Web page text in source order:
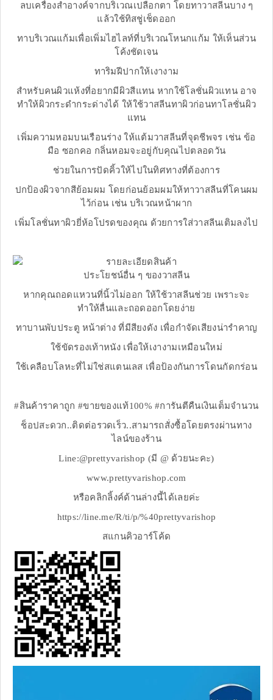
ลบเครื่องสำอางค์จากบริเวณเปลือกตา โดยทาวาสลีนบาง ๆ
แล้วใช้ทิสชู่เช็ดออก
ทาบริเวณแก้มเพื่อเพิ่มไฮไลท์ที่บริเวณโหนกแก้ม ให้เห็นส่วน
โค้งชัดเจน
ทาริมฝีปากให้เงางาม
สำหรับคนผิวแห้งที่อยากมีผิวสีแทน หากใช้โลชั่นผิวแทน อาจ
ทำให้ผิวกระดำกระด่างได้ ให้ใช้วาสลีนทาผิวก่อนทาโลชั่นผิว
แทน
เพิ่มความหอมบนเรือนร่าง ให้แต้มวาสลีนที่จุดชีพจร เช่น ข้อ
มือ ซอกคอ กลิ่นหอมจะอยู่กับคุณไปตลอดวัน
ช่วยในการปัดคิ้วให้ไปในทิศทางที่ต้องการ
ปกป้องผิวจากสีย้อมผม โดยก่อนย้อมผมให้ทาวาสลีนที่โคนผม
ไว้ก่อน เช่น บริเวณหน้าผาก
เพิ่มโลชั่นทาผิวยี่ห้อโปรดของคุณ ด้วยการใส่วาสลีนเติมลงไป
ประโยชน์อื่น ๆ ของวาสลีน
หากคุณถอดแหวนที่นิ้วไม่ออก ให้ใช้วาสลีนช่วย เพราะจะ
ทำให้ลื่นและถอดออกโดยง่าย
ทาบานพับประตู หน้าต่าง ที่มีสียงดัง เพื่อกำจัดเสียงน่ารำคาญ
ใช้ขัดรองเท้าหนัง เพื่อให้เงางามเหมือนใหม่
ใช้เคลือบโลหะที่ไม่ใช่สแตนเลส เพื่อป้องกันการโดนกัดกร่อน
#สินค้าราคาถูก #ขายของแท้100% #การันตีคืนเงินเต็มจำนวน
ช็อปสะดวก..ติดต่อรวดเร็ว..สามารถสั่งซื้อโดยตรงผ่านทาง
ไลน์ของร้าน
Line:@prettyvarishop (มี @ ด้วยนะคะ)
www.prettyvarishop.com
หรือคลิกลิ้งค์ด้านล่างนี้ได้เลยค่ะ
https://line.me/R/ti/p/%40prettyvarishop
สแกนคิวอาร์โค้ด